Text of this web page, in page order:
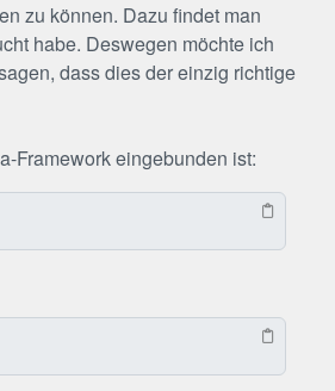
zu können. Dazu findet man
habe. Deswegen möchte ich
dass dies der einzig richtige
Framework eingebunden ist: